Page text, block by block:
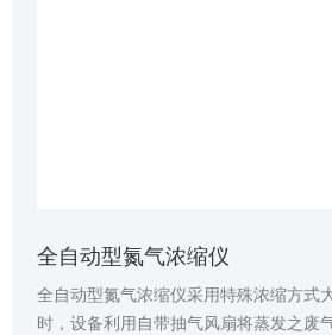
全自动型氮气浓缩仪
全自动型氮气浓缩仪采用特殊浓缩方式
时，设备利用自带抽气风扇将蒸发之废